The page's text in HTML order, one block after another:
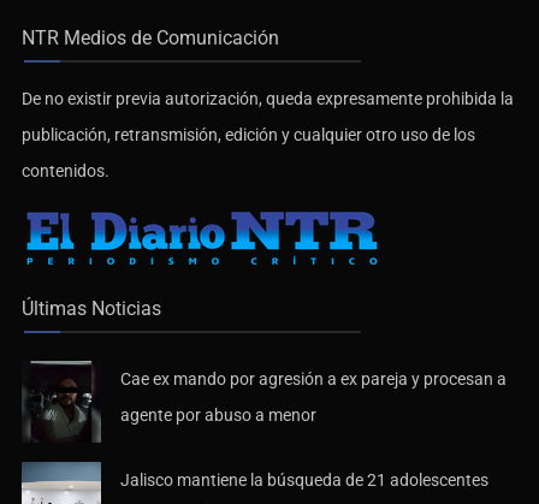
NTR Medios de Comunicación
De no existir previa autorización, queda expresamente prohibida la
publicación, retransmisión, edición y cualquier otro uso de los
contenidos.
Últimas Noticias
Cae ex mando por agresión a ex pareja y procesan a
agente por abuso a menor
Jalisco mantiene la búsqueda de 21 adolescentes